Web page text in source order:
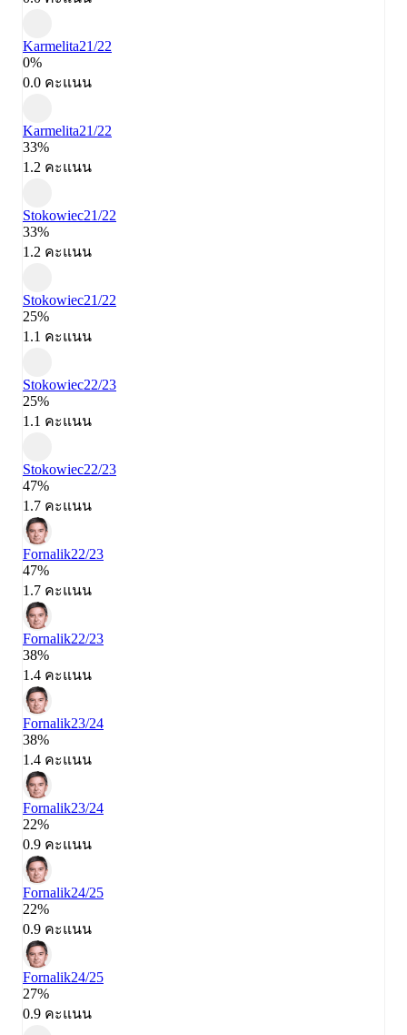
Karmelita21/22
0%
0.0 คะแนน
Karmelita21/22
33%
1.2 คะแนน
Stokowiec21/22
33%
1.2 คะแนน
Stokowiec21/22
25%
1.1 คะแนน
Stokowiec22/23
25%
1.1 คะแนน
Stokowiec22/23
47%
1.7 คะแนน
Fornalik22/23
47%
1.7 คะแนน
Fornalik22/23
38%
1.4 คะแนน
Fornalik23/24
38%
1.4 คะแนน
Fornalik23/24
22%
0.9 คะแนน
Fornalik24/25
22%
0.9 คะแนน
Fornalik24/25
27%
0.9 คะแนน